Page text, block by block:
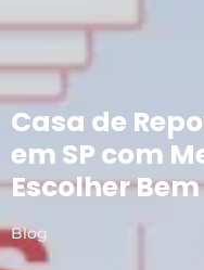
Casa de
em SP com
Escolher Bem
Blog